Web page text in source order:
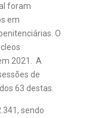
foram
em
O
2021. A
de
63 destas.
sendo